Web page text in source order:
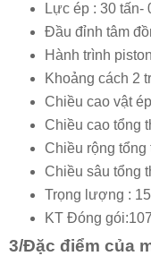
Lực ép : 30 tấn-
Đầu đỉnh tâm
Hành trình
Khoảng cách 2
Chiều cao vật
Chiều cao tổng
Chiều rộng tổng
Chiều sâu tổng
Trọng lượng :
KT Đóng
3/Đặc điểm của